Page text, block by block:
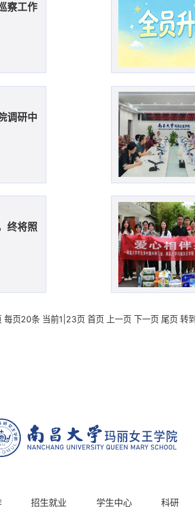
察工作
调研中
终将照
每页20条 当前1|23页首页 上一页 下一页 尾页 转到
招生就业 学生中心 科研